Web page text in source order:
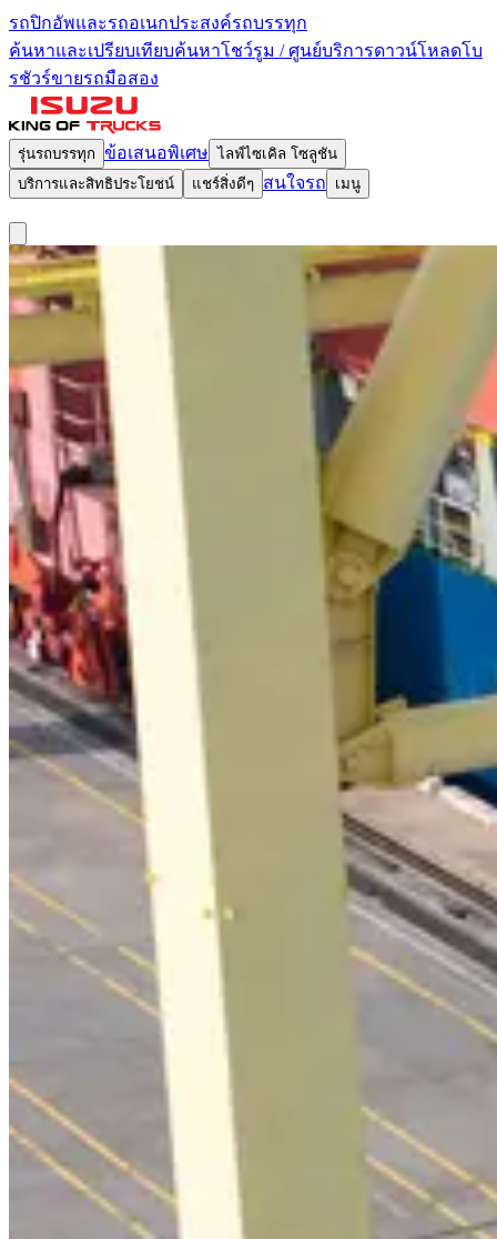
รถปิกอัพและรถอเนกประสงค์รถบรรทุก
ค้นหาและเปรียบเทียบค้นหาโชว์รูม / ศูนย์บริการดาวน์โหลดโบ
รชัวร์ขายรถมือสอง
รุ่นรถบรรทุก ข้อเสนอพิเศษ ไลฟ์ไซเคิล โซลูชัน
บริการและสิทธิประโยชน์
แชร์สิ่งดีๆ สนใจรถ เมนู